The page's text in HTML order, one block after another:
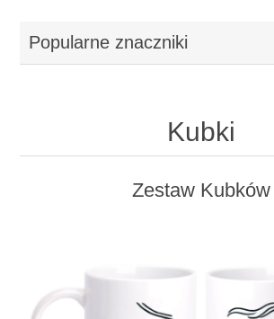
Popularne znaczniki
Kubki
Zestaw Kubków